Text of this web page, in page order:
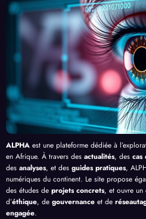
Clic »
en
Afriq
ue
e le
Palud
isme
en
Afriq
ue
ALPHA est une plateforme dédiée à
en Afrique. À travers des actualités, des cas
des analyses, et des guides pratiques,
numériques du continent. Le site propose
des études de projets concrets, et ouvre un
d’éthique, de gouvernance et de
engagée.